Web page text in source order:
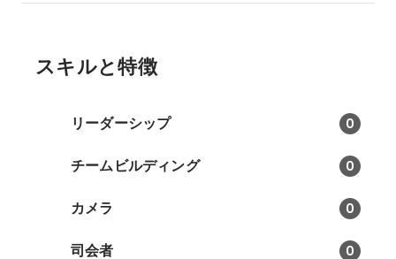
スキルと特徴
リーダーシップ 0
チームビルディング 0
カメラ 0
司会者 0